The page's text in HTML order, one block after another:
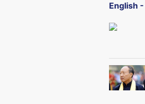
English